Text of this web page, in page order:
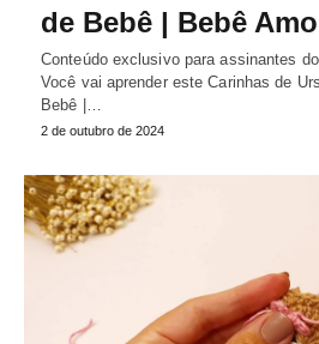
de Bebê | Bebê
Conteúdo exclusivo para assinantes
Você vai aprender este Carinhas de
Bebê |…
2 de outubro de 2024